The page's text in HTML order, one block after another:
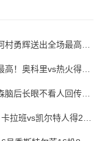
[奥科里个人集锦-腾讯视频] 空砍全场最高！奥科里vs热火得27分4板
[杨瀚森妙助-腾讯视频] 十佳球！杨瀚森脑后长眼不看人回传助队友暴扣